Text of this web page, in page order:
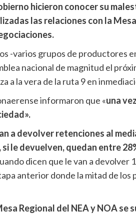
hicieron conocer su
las relaciones con la
-varios grupos de productores
nacional de magnitud el
a la vera de la ruta 9 en
informaron que «una
a devolver retenciones al
le devuelven, quedan entre
dicen que le van a devolver
anterior donde la mitad de
Regional del NEA y NOA se